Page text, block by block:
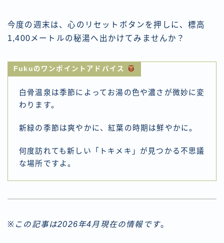
今度の週末は、心のリセットボタンを押しに、標高
1,400メートルの秘湯へ出かけてみませんか？
Fukuのワンポイントアドバイス
白骨温泉は季節によってお湯の色や濃さが微妙に変
わります。
新緑の季節は爽やかに、紅葉の時期は鮮やかに。
何度訪れても新しい「トキメキ」が見つかる不思議
な場所ですよ。
※この記事は2026年4月現在の情報です。